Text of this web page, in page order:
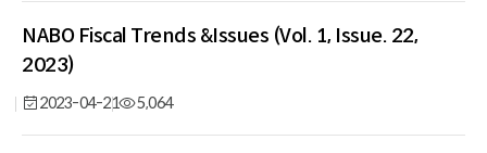
NABO Fiscal Trends &Issues (Vol. 1, Issue. 22,
2023)
2023-04-21 5,064